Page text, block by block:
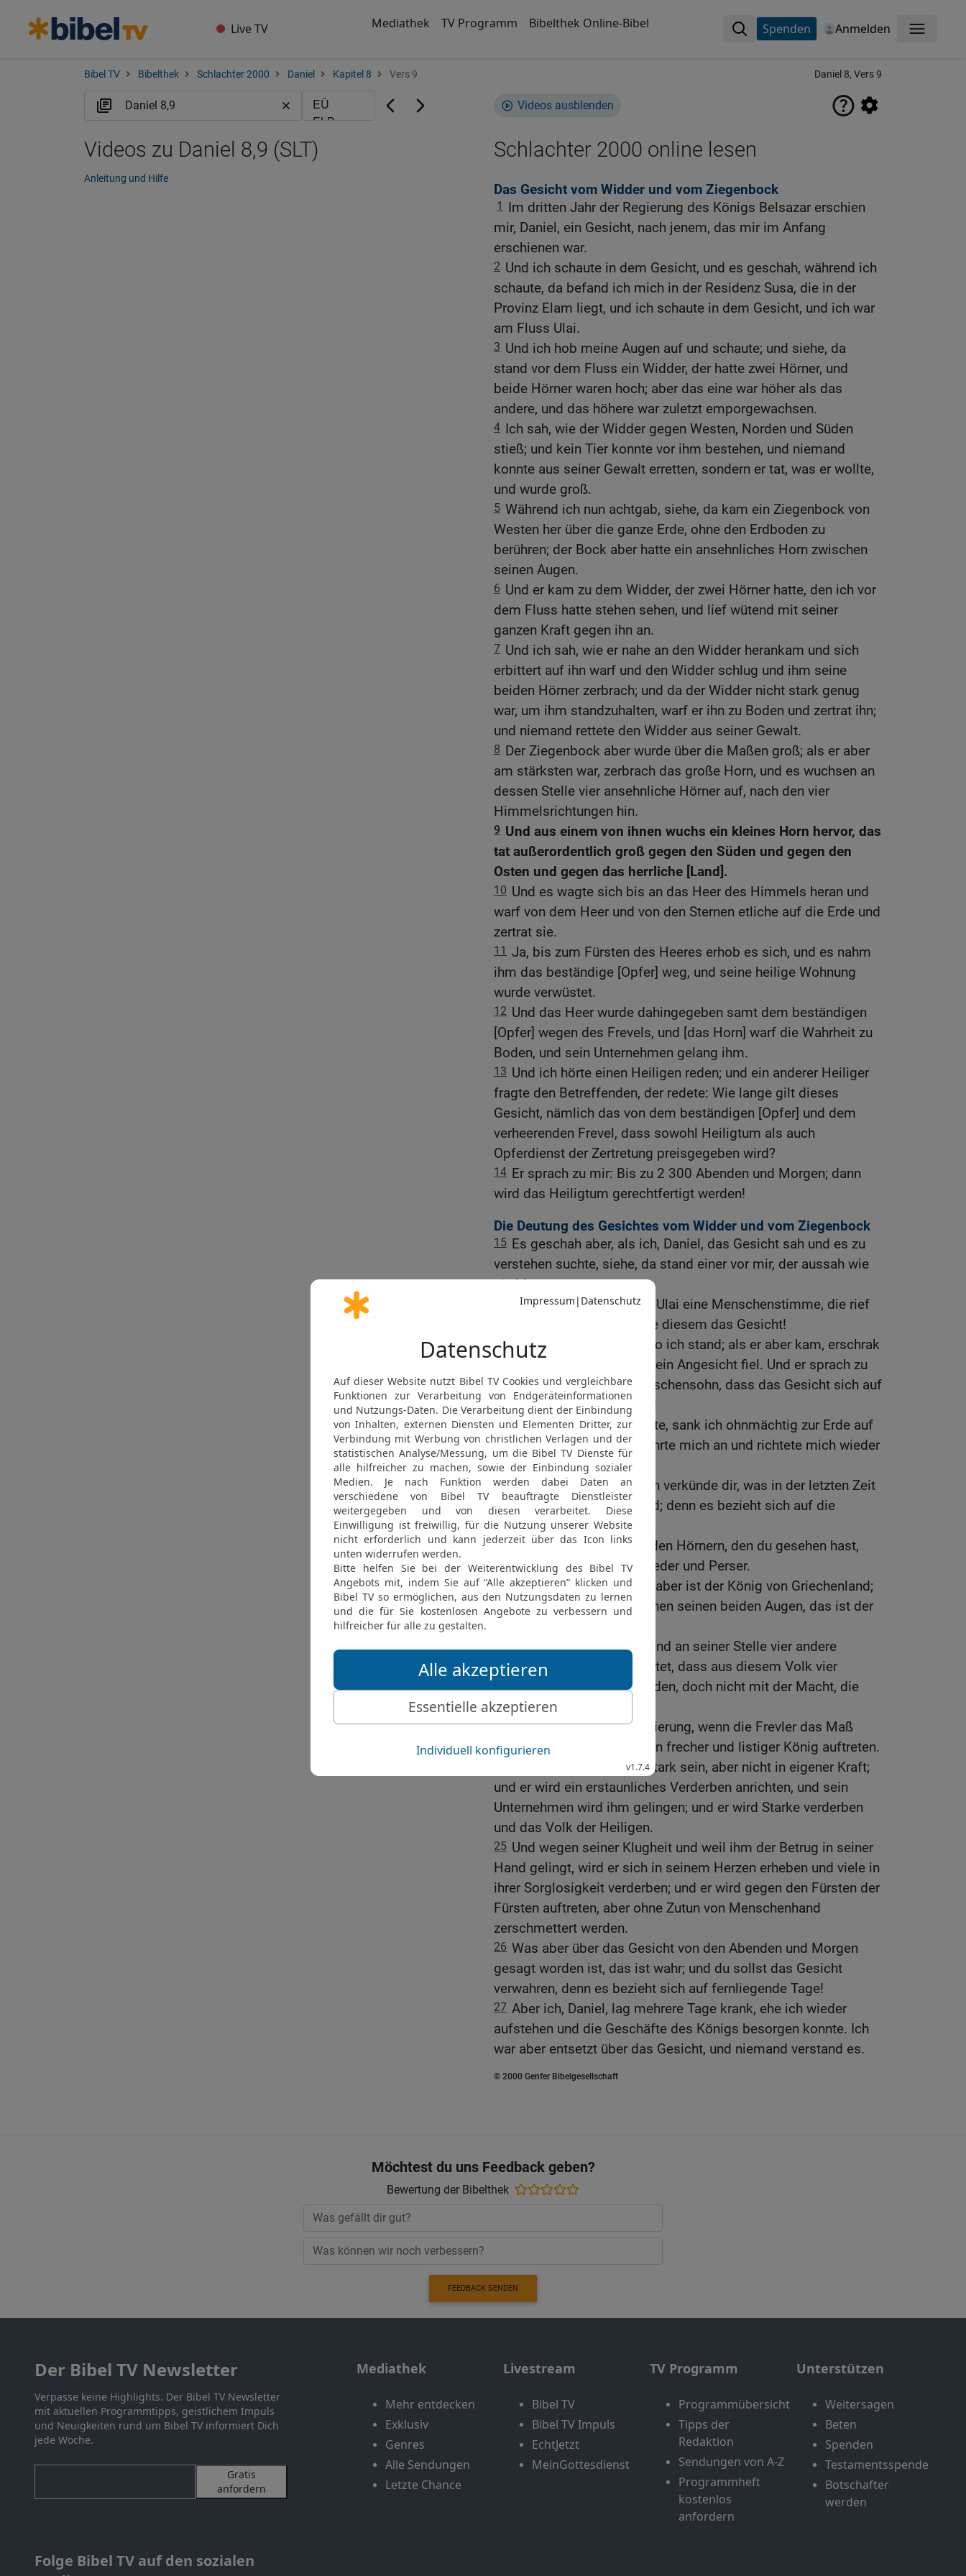
Live TV Mediathek TV Programm Bibelthek Online-Bibel Spenden Anmelden Menü
Bibel TV Bibelthek Schlachter 2000 Daniel Kapitel 8 Vers 9 Daniel 8, Vers 9
Videos ausblenden
Schlachter 2000 online lesen
Das Gesicht vom Widder und vom Ziegenbock
1
Im dritten Jahr der Regierung des Königs Belsazar erschien
mir, Daniel, ein Gesicht, nach jenem, das mir im Anfang
erschienen war.
2 Und ich schaute in dem Gesicht, und es geschah, während ich
schaute, da befand ich mich in der Residenz Susa, die in der
Provinz Elam liegt, und ich schaute in dem Gesicht, und ich war
am Fluss Ulai.
3 Und ich hob meine Augen auf und schaute; und siehe, da
stand vor dem Fluss ein Widder, der hatte zwei Hörner, und
beide Hörner waren hoch; aber das eine war höher als das
andere, und das höhere war zuletzt emporgewachsen.
4 Ich sah, wie der Widder gegen Westen, Norden und Süden
stieß; und kein Tier konnte vor ihm bestehen, und niemand
konnte aus seiner Gewalt erretten, sondern er tat, was er wollte,
und wurde groß.
5 Während ich nun achtgab, siehe, da kam ein Ziegenbock von
Westen her über die ganze Erde, ohne den Erdboden zu
berühren; der Bock aber hatte ein ansehnliches Horn zwischen
seinen Augen.
6 Und er kam zu dem Widder, der zwei Hörner hatte, den ich vor
dem Fluss hatte stehen sehen, und lief wütend mit seiner
ganzen Kraft gegen ihn an.
7 Und ich sah, wie er nahe an den Widder herankam und sich
erbittert auf ihn warf und den Widder schlug und ihm seine
beiden Hörner zerbrach; und da der Widder nicht stark genug
war, um ihm standzuhalten, warf er ihn zu Boden und zertrat ihn;
und niemand rettete den Widder aus seiner Gewalt.
8 Der Ziegenbock aber wurde über die Maßen groß; als er aber
am stärksten war, zerbrach das große Horn, und es wuchsen an
dessen Stelle vier ansehnliche Hörner auf, nach den vier
Himmelsrichtungen hin.
9 Und aus einem von ihnen wuchs ein kleines Horn hervor, das
tat außerordentlich groß gegen den Süden und gegen den
Osten und gegen das herrliche [Land].
10 Und es wagte sich bis an das Heer des Himmels heran und
warf von dem Heer und von den Sternen etliche auf die Erde und
zertrat sie.
11 Ja, bis zum Fürsten des Heeres erhob es sich, und es nahm
ihm das beständige [Opfer] weg, und seine heilige Wohnung
wurde verwüstet.
12 Und das Heer wurde dahingegeben samt dem beständigen
[Opfer] wegen des Frevels, und [das Horn] warf die Wahrheit zu
Boden, und sein Unternehmen gelang ihm.
13 Und ich hörte einen Heiligen reden; und ein anderer Heiliger
fragte den Betreffenden, der redete: Wie lange gilt dieses
Gesicht, nämlich das von dem beständigen [Opfer] und dem
verheerenden Frevel, dass sowohl Heiligtum als auch
Opferdienst der Zertretung preisgegeben wird?
14 Er sprach zu mir: Bis zu 2 300 Abenden und Morgen; dann
wird das Heiligtum gerechtfertigt werden!
Die Deutung des Gesichtes vom Widder und vom Ziegenbock
15 Es geschah aber, als ich, Daniel, das Gesicht sah und es zu
verstehen suchte, siehe, da stand einer vor mir, der aussah wie
ein Mann.
Und ich hörte über dem Ulai eine Menschenstimme, die rief
und sprach: Gabriel, erkläre diesem das Gesicht!
17 Da kam er an den Ort, wo ich stand; als er aber kam, erschrak
ich so sehr, dass ich auf mein Angesicht fiel. Und er sprach zu
mir: Du sollst wissen, Menschensohn, dass das Gesicht sich auf
die Zeit des Endes bezieht!
18 Als er aber mit mir redete, sank ich ohnmächtig zur Erde auf
mein Angesicht. Er aber rührte mich an und richtete mich wieder
auf an meinem Standort.
19 Und er sprach: Siehe, ich verkünde dir, was in der letzten Zeit
des Zornes geschehen wird; denn es bezieht sich auf die
bestimmte Zeit des Endes.
20 Der Widder mit den beiden Hörnern, den du gesehen hast,
das sind die Könige der Meder und Perser.
21 Der zottige Ziegenbock aber ist der König von Griechenland;
und das große Horn zwischen seinen beiden Augen, das ist der
Dass es aber zerbrach und an seiner Stelle vier andere
aufgekommen sind, bedeutet, dass aus diesem Volk vier
Königreiche entstehen werden, doch nicht mit der Macht, die
jener hatte.
23 Aber am Ende ihrer Regierung, wenn die Frevler das Maß
vollgemacht haben, wird ein frecher und listiger König auftreten.
Und seine Macht wird stark sein, aber nicht in eigener Kraft;
und er wird ein erstaunliches Verderben anrichten, und sein
Unternehmen wird ihm gelingen; und er wird Starke verderben
und das Volk der Heiligen.
25 Und wegen seiner Klugheit und weil ihm der Betrug in seiner
Hand gelingt, wird er sich in seinem Herzen erheben und viele in
ihrer Sorglosigkeit verderben; und er wird gegen den Fürsten der
Fürsten auftreten, aber ohne Zutun von Menschenhand
zerschmettert werden.
26 Was aber über das Gesicht von den Abenden und Morgen
gesagt worden ist, das ist wahr; und du sollst das Gesicht
verwahren, denn es bezieht sich auf fernliegende Tage!
27 Aber ich, Daniel, lag mehrere Tage krank, ehe ich wieder
aufstehen und die Geschäfte des Königs besorgen konnte. Ich
war aber entsetzt über das Gesicht, und niemand verstand es.
© 2000 Genfer Bibelgesellschaft
Videos zu Daniel 8,9 (SLT)
Anleitung und Hilfe
Möchtest du uns Feedback geben?
Bewertung der Bibelthek
FEEDBACK SENDEN
Der Bibel TV Newsletter
Verpasse keine Highlights. Der Bibel TV Newsletter
mit aktuellen Programmtipps, geistlichem Impuls
und Neuigkeiten rund um Bibel TV informiert Dich
jede Woche.
Gratis
anfordern
Folge Bibel TV auf den sozialen
Mediathek
Mehr entdecken
Exklusiv
Genres
Alle Sendungen
Letzte Chance
Livestream
Bibel TV
Bibel TV Impuls
EchtJetzt
MeinGottesdienst
TV Programm
Programmübersicht
Tipps der
Redaktion
Sendungen von A-Z
Programmheft
kostenlos
anfordern
Unterstützen
Weitersagen
Beten
Spenden
Testamentsspende
Botschafter
werden